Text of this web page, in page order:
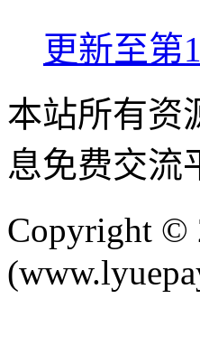
更新至第
本站所有资
息免费交流
Copyright ©